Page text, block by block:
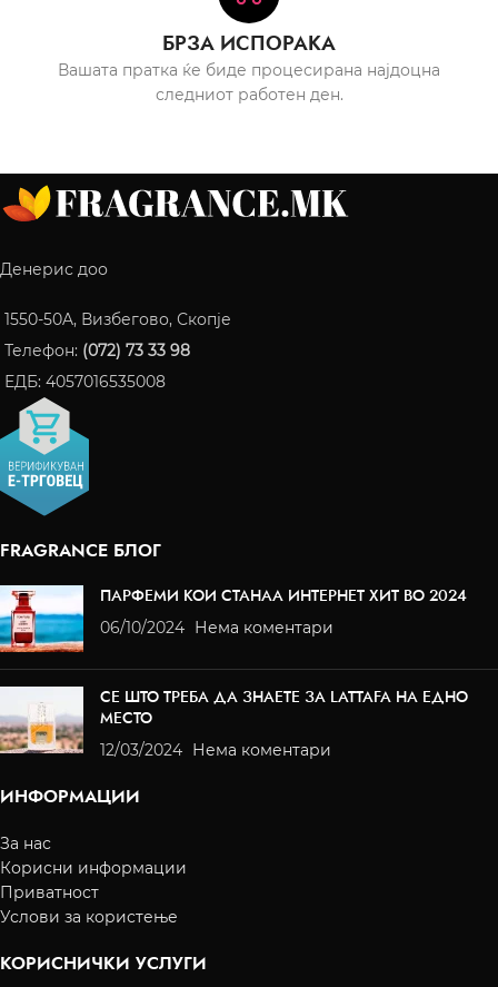
БРЗА ИСПОРАКА
Вашата пратка ќе биде процесирана најдоцна
следниот работен ден.
Денерис доо
1550-50A, Визбегово, Скопје
Телефон: (072) 73 33 98
ЕДБ: 4057016535008
FRAGRANCE БЛОГ
ПАРФЕМИ КОИ СТАНАА ИНТЕРНЕТ ХИТ ВО 2024
06/10/2024 Нема коментари
СЕ ШТО ТРЕБА ДА ЗНАЕТЕ ЗА LATTAFA НА ЕДНО
МЕСТО
12/03/2024 Нема коментари
ИНФОРМАЦИИ
За нас
Корисни информации
Приватност
Услови за користење
КОРИСНИЧКИ УСЛУГИ